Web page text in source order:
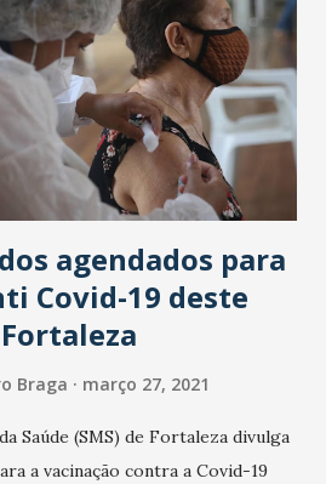
consciência está em paz. -
e correto em todas as ações. -
que falhar, que seja pelo excesso
luta para salvar vidas. - Não
mim", destacou Camilo Santana
agendados para
Covid-19 deste
Braga março 27, 2021
Saúde (SMS) de Fortaleza divulga
a vacinação contra a Covid-19